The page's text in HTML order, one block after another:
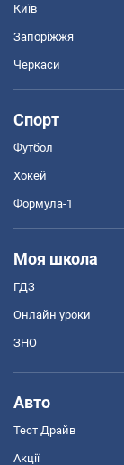
Київ
Запоріжжя
Черкаси
Спорт
Футбол
Хокей
Формула-1
Моя школа
ГДЗ
Онлайн уроки
ЗНО
Авто
Тест Драйв
Акції